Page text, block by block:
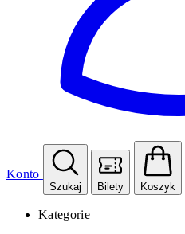
Konto
Szukaj Bilety Koszyk
Kategorie